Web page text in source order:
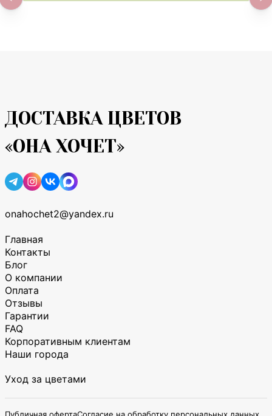
ДОСТАВКА ЦВЕТОВ
«ОНА ХОЧЕТ»
onahochet2@yandex.ru
Главная
Контакты
Блог
О компании
Оплата
Отзывы
Гарантии
FAQ
Корпоративным клиентам
Наши города
Уход за цветами